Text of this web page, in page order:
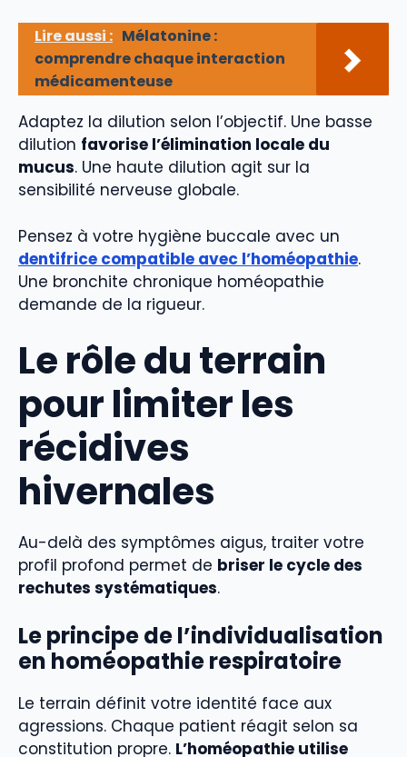
Lire aussi : Mélatonine :
comprendre chaque interaction
médicamenteuse
Adaptez la dilution selon l’objectif. Une basse
dilution favorise l’élimination locale du
mucus. Une haute dilution agit sur la
sensibilité nerveuse globale.
Pensez à votre hygiène buccale avec un
dentifrice compatible avec l’homéopathie.
Une bronchite chronique homéopathie
demande de la rigueur.
Le rôle du terrain
pour limiter les
récidives
hivernales
Au-delà des symptômes aigus, traiter votre
profil profond permet de briser le cycle des
rechutes systématiques.
Le principe de l’individualisation
en homéopathie respiratoire
Le terrain définit votre identité face aux
agressions. Chaque patient réagit selon sa
constitution propre. L’homéopathie utilise